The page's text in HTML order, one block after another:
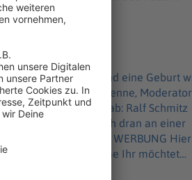
Detail. Und eine Geburt
up. Die Comedienne,
bekommen was ab: Ralf Schmitz
Verona Pooth ist nah dran an einer
notaufnahme Ihr möchtet